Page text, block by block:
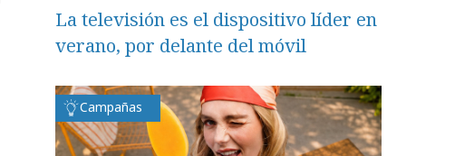
La televisión es el dispositivo líder en
verano, por delante del móvil
Campañas